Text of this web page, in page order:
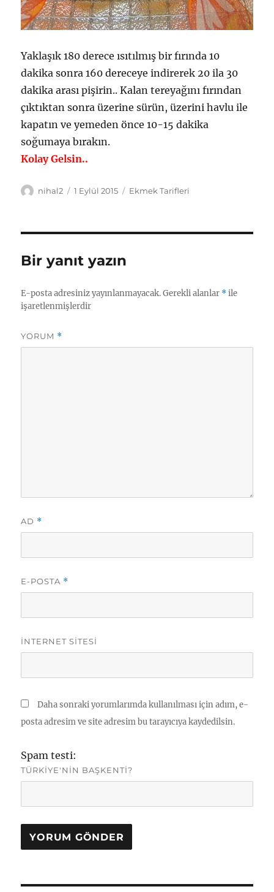
Yaklaşık 180 derece ısıtılmış bir fırında 10
dakika sonra 160 dereceye indirerek 20 ila 30
dakika arası pişirin.. Kalan tereyağını fırından
çıktıktan sonra üzerine sürün, üzerini havlu ile
kapatın ve yemeden önce 10-15 dakika
soğumaya bırakın.
Kolay Gelsin..
Yazar
nihal2
Yayın
1 Eylül 2015 Kategoriler
Ekmek Tarifleri
Bir yanıt yazın
E-posta adresiniz yayınlanmayacak. Gerekli alanlar *ile
işaretlenmişlerdir
YORUM *
AD *
E-POSTA *
İNTERNET SITESI
Daha sonraki yorumlarımda kullanılması için adım, e-
posta adresim ve site adresim bu tarayıcıya kaydedilsin.
Spam testi:
TÜRKIYE'NIN BAŞKENTI?